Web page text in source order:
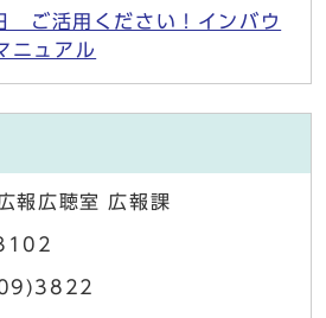
ご活用ください！インバウ
ニュアル
報広聴室 広報課